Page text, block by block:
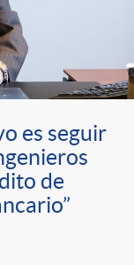
es seguir
de